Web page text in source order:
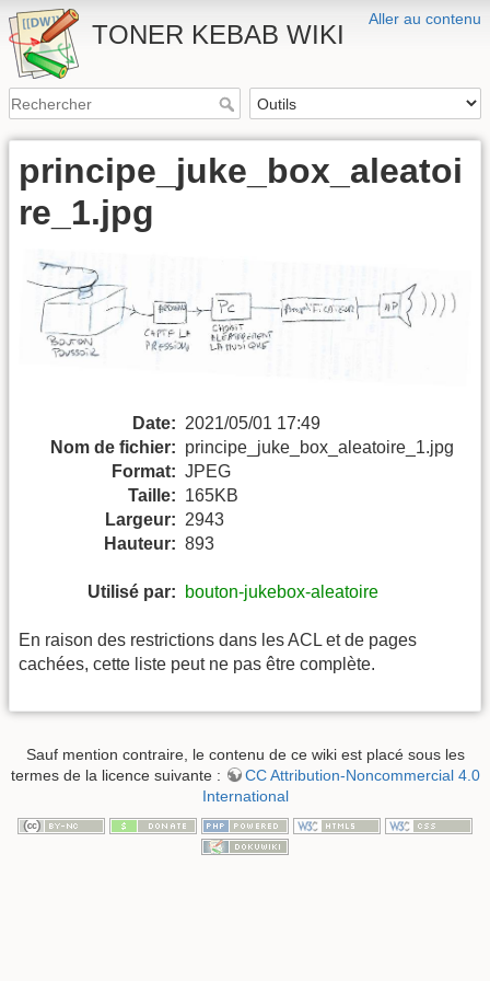
Aller au contenu
TONER KEBAB WIKI
principe_juke_box_aleatoi
re_1.jpg
Date: 2021/05/01 17:49
Nom de fichier: principe_juke_box_aleatoire_1.jpg
Format: JPEG
Taille: 165KB
Largeur: 2943
Hauteur: 893
Utilisé par: bouton-jukebox-aleatoire
En raison des restrictions dans les ACL et de pages
cachées, cette liste peut ne pas être complète.
Sauf mention contraire, le contenu de ce wiki est placé sous les
termes de la licence suivante :
CC Attribution-Noncommercial 4.0
International